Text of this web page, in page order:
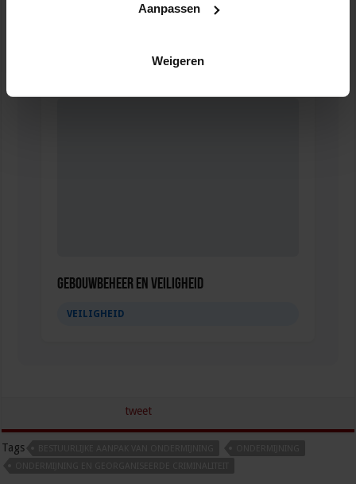
Aanpassen
Weigeren
Gebouwbeheer en veiligheid
VEILIGHEID
tweet
Tags